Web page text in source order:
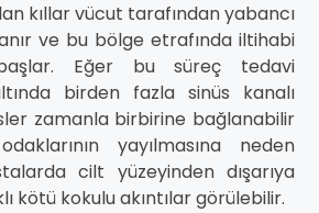
kıllar vücut tarafından yabancı
ve bu bölge etrafında iltihabi
Eğer bu süreç tedavi
birden fazla sinüs kanalı
zamanla birbirine bağlanabilir
yayılmasına neden
cilt yüzeyinden dışarıya
kötü kokulu akıntılar görülebilir.